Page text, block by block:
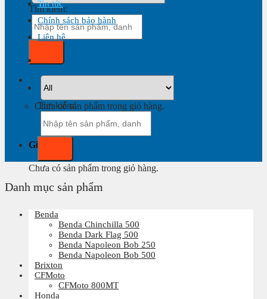
Tìm kiếm:
Giỏ hàng
Chưa có sản phẩm trong giỏ hàng.
Giỏ hàng
Chưa có sản phẩm trong giỏ hàng.
Tin tức
Chính sách bảo hành
Liên hệ
Tìm kiếm:
Danh mục sản phẩm
Benda
Benda Chinchilla 500
Benda Dark Flag 500
Benda Napoleon Bob 250
Benda Napoleon Bob 500
Brixton
CFMoto
CFMoto 800MT
Honda